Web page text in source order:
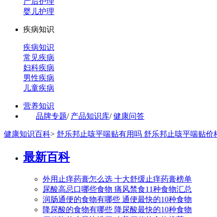
婴儿护理
疾病知识
疾病知识
常见疾病
妇科疾病
男性疾病
儿童疾病
营养知识
品牌专题/ 产品知识库/ 健康问答
健康知识百科> 舒乐邦止咳平喘贴有用吗 舒乐邦止咳平喘贴价
最新百科
外用止痒药膏怎么选 十大舒缓止痒药膏榜单
尿酸高忌口哪些食物 痛风禁食11种食物汇总
润肠通便的食物有哪些 通便最快的10种食物
降尿酸的食物有哪些 降尿酸最快的10种食物